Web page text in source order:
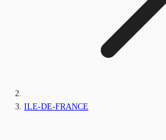
ILE-DE-FRANCE